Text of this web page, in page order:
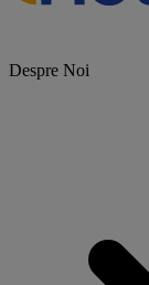
Despre Noi